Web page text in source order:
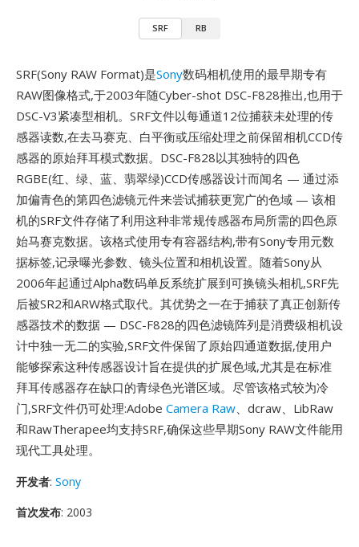
SRF RB
SRF(Sony RAW Format)是Sony数码相机使用的最早期专有
RAW图像格式,于2003年随Cyber-shot DSC-F828推出,也用于
DSC-V3紧凑型相机。SRF文件以每通道12位捕获未处理的传
感器读数,在去马赛克、白平衡或压缩处理之前保留相机CCD传
感器的原始拜耳模式数据。DSC-F828以其独特的四色
RGBE(红、绿、蓝、翡翠绿)CCD传感器设计而闻名 — 通过添
加偏青色的第四色滤镜元件来尝试捕获更宽广的色域 — 该相
机的SRF文件存储了利用这种非常规传感器布局所需的四色原
始马赛克数据。该格式使用专有容器结构,带有Sony专用元数
据标签,记录曝光参数、镜头位置和相机设置。随着Sony从
2006年起通过Alpha数码单反系统扩展到可换镜头相机,SRF先
后被SR2和ARW格式取代。其优势之一在于捕获了真正创新传
感器技术的数据 — DSC-F828的四色滤镜阵列是消费级相机设
计中独一无二的实验,SRF文件保留了原始四通道数据,使用户
能够探索这种传感器设计旨在提供的扩展色域,尤其是在标准
拜耳传感器存在缺口的青绿色光谱区域。尽管该格式较为冷
门,SRF文件仍可处理:Adobe Camera Raw、dcraw、LibRaw
和RawTherapee均支持SRF,确保这些早期Sony RAW文件能用
现代工具处理。
开发者: Sony
首次发布: 2003